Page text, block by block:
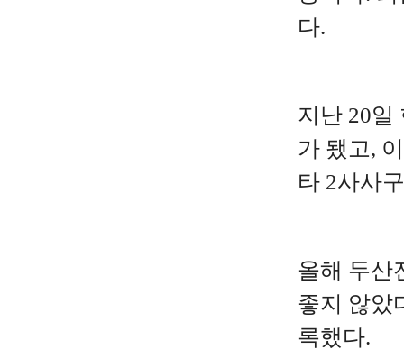
다.
지난 20일
가 됐고,
타 2사사
올해 두산
좋지 않았
록했다.